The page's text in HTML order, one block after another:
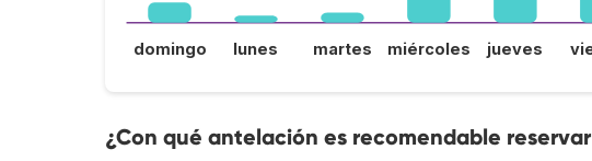
domingo lunes martes miércoles jueves
¿Con qué antelación es recomendable